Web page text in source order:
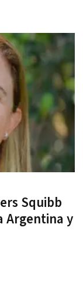
Squibb
Argentina y